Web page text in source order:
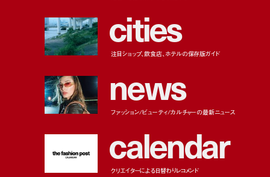
cities
注目ショップ、飲食店、ホテルの保存版ガイド
news
ファッション/ビューティ/カルチャーの最新ニュース
calendar
クリエイターによる日替わりレコメンド